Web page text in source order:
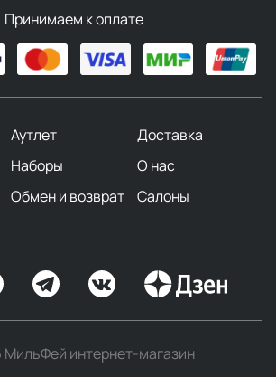
Принимаем к оплате
Аутлет
Доставка
Наборы
О нас
Обмен и возврат
Салоны
интернет-магазин